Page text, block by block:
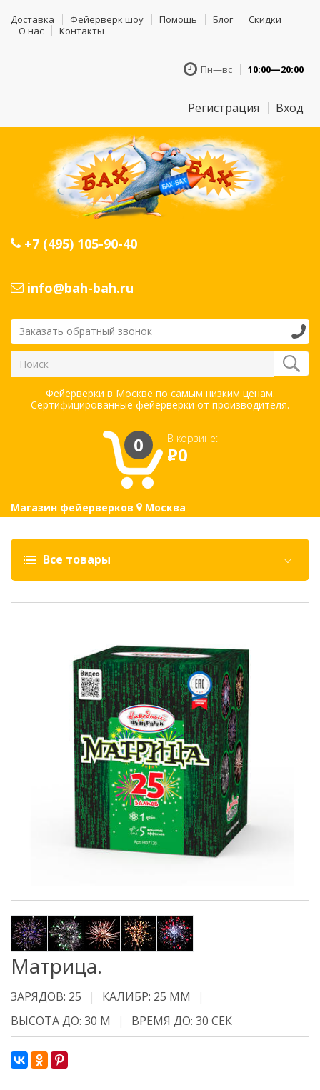
Доставка Фейерверк шоу Помощь Блог
Скидки
О нас
Контакты
Пн—вс 10:00—20:00
Регистрация Вход
+7 (495) 105-90-40
info@bah-bah.ru
Заказать обратный звонок
Фейерверки в Москве по самым низким ценам.
Сертифицированные фейерверки от производителя.
0 В корзине:
Р0
Магазин фейерверков Москва
Все товары
Матрица.
ЗАРЯДОВ: 25
КАЛИБР: 25 ММ
ВЫСОТА ДО: 30 М
ВРЕМЯ ДО: 30 СЕК